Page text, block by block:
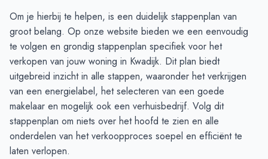
Maart
3
5
April
4
5
Mei
2
4
Juni
2 6
Om je hierbij te helpen, is een duidelijk stappenplan van
groot belang. Op onze website bieden we een eenvoudig
te volgen en grondig stappenplan specifiek voor het
verkopen van jouw woning in Kwadijk. Dit plan biedt
uitgebreid inzicht in alle stappen, waaronder het verkrijgen
van een energielabel, het selecteren van een goede
makelaar en mogelijk ook een verhuisbedrijf. Volg dit
stappenplan om niets over het hoofd te zien en alle
onderdelen van het verkoopproces soepel en efficiënt te
laten verlopen.